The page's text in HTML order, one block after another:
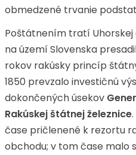
obmedzené trvanie
Poštátnením tratí Uhorskej
na území Slovenska
rokov rakúsky princíp
1850 prevzalo investičnú
dokončených úsekov
Rakúskej štátnej železnice
čase pričlenené k rezortu
obchodu; v tom čase malo